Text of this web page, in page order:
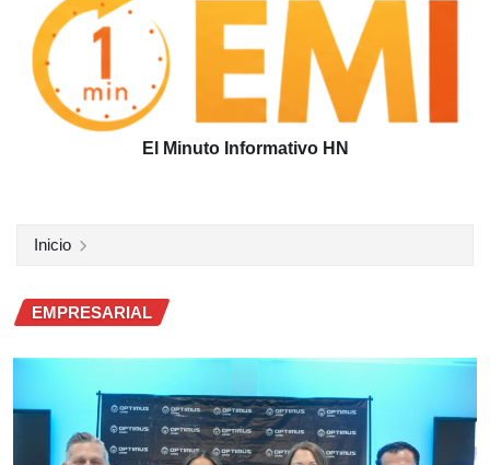
El Minuto Informativo HN
Inicio
EMPRESARIAL